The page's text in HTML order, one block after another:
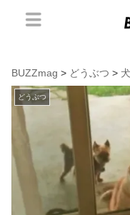
BUZZmag > どうぶつ > 犬
どうぶつ